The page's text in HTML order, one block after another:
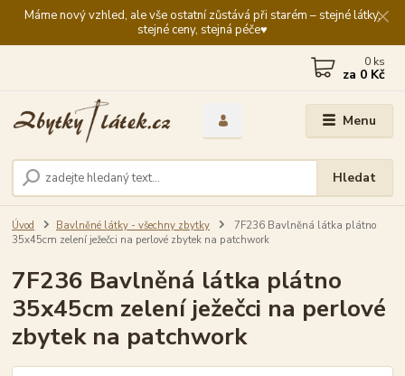
Máme nový vzhled, ale vše ostatní zůstává při starém – stejné látky,
stejné ceny, stejná péče♥️
Menu
Hledat
0 ks
za 0 Kč
Úvod Bavlněné látky - všechny zbytky
7F236 Bavlněná látka plátno
35x45cm zelení ježečci na perlové zbytek na patchwork
7F236 Bavlněná látka plátno
35x45cm zelení ježečci na perlové
zbytek na patchwork